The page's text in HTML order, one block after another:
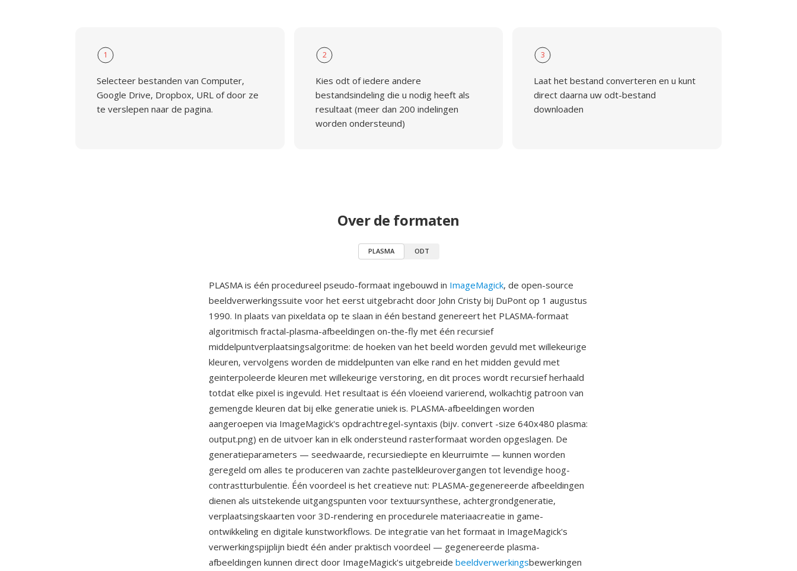
1
Selecteer bestanden van Computer,
Google Drive, Dropbox, URL of door ze
te verslepen naar de pagina.
2
Kies odt of iedere andere
bestandsindeling die u nodig heeft als
resultaat (meer dan 200 indelingen
worden ondersteund)
3
Laat het bestand converteren en u kunt
direct daarna uw odt-bestand
downloaden
Over de formaten
PLASMA ODT
PLASMA is één procedureel pseudo-formaat ingebouwd in ImageMagick, de open-source
beeldverwerkingssuite voor het eerst uitgebracht door John Cristy bij DuPont op 1 augustus
1990. In plaats van pixeldata op te slaan in één bestand genereert het PLASMA-formaat
algoritmisch fractal-plasma-afbeeldingen on-the-fly met één recursief
middelpuntverplaatsingsalgoritme: de hoeken van het beeld worden gevuld met willekeurige
kleuren, vervolgens worden de middelpunten van elke rand en het midden gevuld met
geinterpoleerde kleuren met willekeurige verstoring, en dit proces wordt recursief herhaald
totdat elke pixel is ingevuld. Het resultaat is één vloeiend varierend, wolkachtig patroon van
gemengde kleuren dat bij elke generatie uniek is. PLASMA-afbeeldingen worden
aangeroepen via ImageMagick's opdrachtregel-syntaxis (bijv. convert -size 640x480 plasma:
output.png) en de uitvoer kan in elk ondersteund rasterformaat worden opgeslagen. De
generatieparameters — seedwaarde, recursiediepte en kleurruimte — kunnen worden
geregeld om alles te produceren van zachte pastelkleurovergangen tot levendige hoog-
contrastturbulentie. Één voordeel is het creatieve nut: PLASMA-gegenereerde afbeeldingen
dienen als uitstekende uitgangspunten voor textuursynthese, achtergrondgeneratie,
verplaatsingskaarten voor 3D-rendering en procedurele materiaacreatie in game-
ontwikkeling en digitale kunstworkflows. De integratie van het formaat in ImageMagick's
verwerkingspijplijn biedt één ander praktisch voordeel — gegenereerde plasma-
afbeeldingen kunnen direct door ImageMagick's uitgebreide beeldverwerkingsbewerkingen